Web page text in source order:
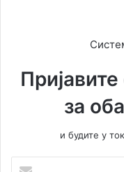
за
и будите у